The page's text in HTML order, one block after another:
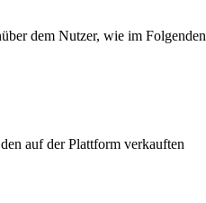
dem Nutzer, wie im Folgenden
auf der Plattform verkauften